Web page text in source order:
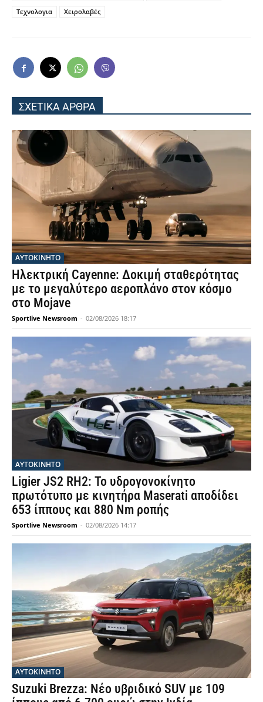
Τεχνολογια
Χειρολαβές
ΣΧΕΤΙΚΑ ΑΡΘΡΑ
ΑΥΤΟΚΙΝΗΤΟ
Ηλεκτρική Cayenne: Δοκιμή σταθερότητας
με το μεγαλύτερο αεροπλάνο στον κόσμο
στο Mojave
Sportlive Newsroom - 02/08/2026 18:17
ΑΥΤΟΚΙΝΗΤΟ
Ligier JS2 RH2: Το υδρογονοκίνητο
πρωτότυπο με κινητήρα Maserati αποδίδει
653 ίππους και 880 Nm ροπής
Sportlive Newsroom - 02/08/2026 14:17
ΑΥΤΟΚΙΝΗΤΟ
Suzuki Brezza: Νέο υβριδικό SUV με 109